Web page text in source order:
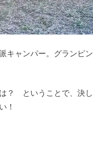
キャンパー。グランピン
？ ということで、決し
！